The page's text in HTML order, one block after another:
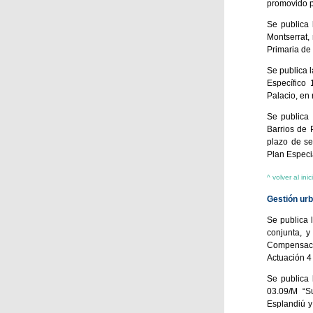
promovido
Se publica
Primaria
Se publica
Específico
Palacio, en
Se publica
Barrios de
plazo de
Plan
^ volver al
Gestión
Se publica
conjunta,
Actuación
Se publica
03.09/M
Esplandiú